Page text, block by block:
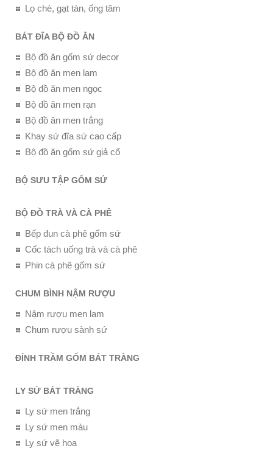
Lọ chè, gạt tàn, ống tăm
BÁT ĐĨA BỘ ĐỒ ĂN
Bộ đồ ăn gốm sứ decor
Bộ đồ ăn men lam
Bộ đồ ăn men ngọc
Bộ đồ ăn men rạn
Bộ đồ ăn men trắng
Khay sứ đĩa sứ cao cấp
Bộ đồ ăn gốm sứ giả cổ
BỘ SƯU TẬP GỐM SỨ
BỘ ĐỒ TRÀ VÀ CÀ PHÊ
Bếp đun cà phê gốm sứ
Cốc tách uống trà và cà phê
Phin cà phê gốm sứ
CHUM BÌNH NẬM RƯỢU
Nậm rượu men lam
Chum rượu sành sứ
ĐỈNH TRẦM GỐM BÁT TRÀNG
LY SỨ BÁT TRÀNG
Ly sứ men trắng
Ly sứ men màu
Ly sứ vẽ hoa